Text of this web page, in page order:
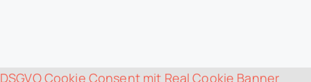
DSGVO Cookie Consent mit Real Cookie Banner